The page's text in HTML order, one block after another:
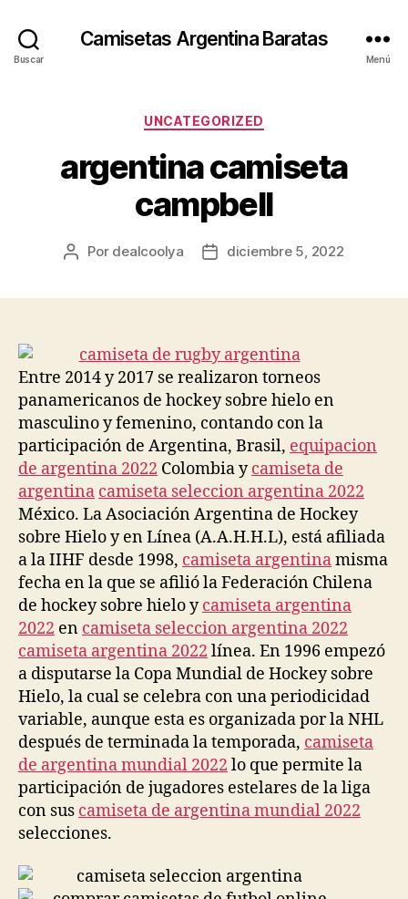
Buscar
Camisetas Argentina Baratas
Menú
Categorías
UNCATEGORIZED
argentina camiseta
campbell
Autor
Por dealcoolya
Fechadiciembre 5, 2022
Entre 2014 y 2017 se realizaron torneos
panamericanos de hockey sobre hielo en
masculino y femenino, contando con la
participación de Argentina, Brasil, equipacion
de argentina 2022 Colombia ycamiseta de
argentina camiseta seleccion argentina 2022
México. La Asociación Argentina de Hockey
sobre Hielo y en Línea (A.A.H.H.L), está afiliada
a la IIHF desde 1998, camiseta argentinamisma
fecha en la que se afilió la Federación Chilena
de hockey sobre hielo ycamiseta argentina
2022 en camiseta seleccion argentina 2022
camiseta argentina 2022 línea. En 1996 empezó
a disputarse la Copa Mundial de Hockey sobre
Hielo, la cual se celebra con una periodicidad
variable, aunque esta es organizada por la NHL
después de terminada la temporada, camiseta
de argentina mundial 2022 lo que permite la
participación de jugadores estelares de la liga
con sus camiseta de argentina mundial 2022
selecciones.